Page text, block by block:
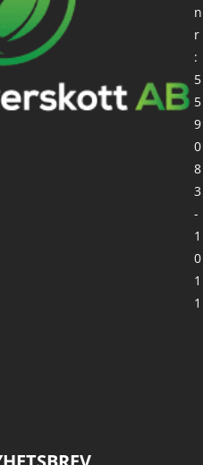
n
r
:
5
5
9
0
8
3
-
1
0
1
1